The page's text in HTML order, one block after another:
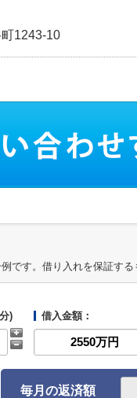
1243-10
です。借り入れを保証す
) 借入金額：
毎月の返済額